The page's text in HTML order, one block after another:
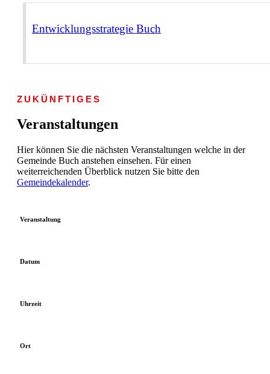
Entwicklungsstrategie Buch
ZUKÜNFTIGES
Veranstaltungen
Hier können Sie die nächsten Veranstaltungen welche in der
Gemeinde Buch anstehen einsehen. Für einen
weiterreichenden Überblick nutzen Sie bitte den
Gemeindekalender.
Veranstaltung
Datum
Uhrzeit
Ort